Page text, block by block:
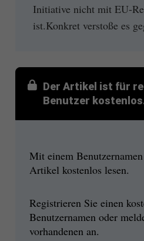
Initiative nicht mit EU-
ist.Konkret verstoße es
Der Artikel ist für
Benutzer
Mit einem
Artikel kostenlos lesen.
Registrieren Sie einen
Benutzernamen oder
vorhandenen an.